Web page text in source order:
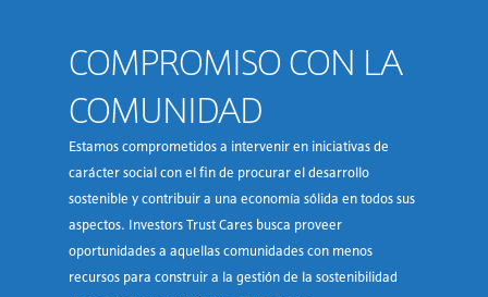
COMPROMISO CON LA
COMUNIDAD
Estamos comprometidos a intervenir en iniciativas de
carácter social con el fin de procurar el desarrollo
sostenible y contribuir a una economía sólida en todos sus
aspectos. Investors Trust Cares busca proveer
oportunidades a aquellas comunidades con menos
recursos para construir a la gestión de la sostenibilidad